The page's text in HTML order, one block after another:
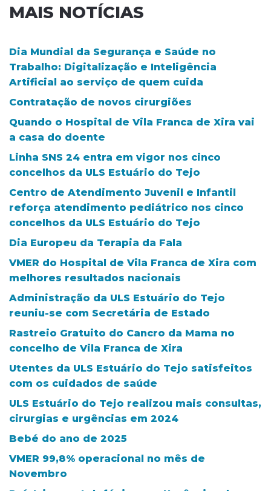
MAIS NOTÍCIAS
Dia Mundial da Segurança e Saúde no
Trabalho: Digitalização e Inteligência
Artificial ao serviço de quem cuida
Contratação de novos cirurgiões
Quando o Hospital de Vila Franca de Xira vai
a casa do doente
Linha SNS 24 entra em vigor nos cinco
concelhos da ULS Estuário do Tejo
Centro de Atendimento Juvenil e Infantil
reforça atendimento pediátrico nos cinco
concelhos da ULS Estuário do Tejo
Dia Europeu da Terapia da Fala
VMER do Hospital de Vila Franca de Xira com
melhores resultados nacionais
Administração da ULS Estuário do Tejo
reuniu-se com Secretária de Estado
Rastreio Gratuito do Cancro da Mama no
concelho de Vila Franca de Xira
Utentes da ULS Estuário do Tejo satisfeitos
com os cuidados de saúde
ULS Estuário do Tejo realizou mais consultas,
cirurgias e urgências em 2024
Bebé do ano de 2025
VMER 99,8% operacional no mês de
Novembro